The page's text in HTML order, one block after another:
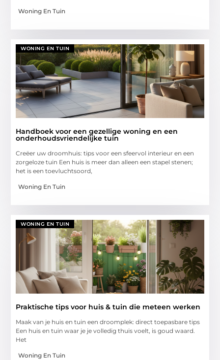
Woning En Tuin
WONING EN TUIN
Handboek voor een gezellige woning en een
onderhoudsvriendelijke tuin
Creëer uw droomhuis: tips voor een sfeervol interieur en een
zorgeloze tuin Een huis is meer dan alleen een stapel stenen;
het is een toevluchtsoord,
Woning En Tuin
WONING EN TUIN
Praktische tips voor huis & tuin die meteen werken
Maak van je huis en tuin een droomplek: direct toepasbare tips
Een huis en tuin waar je je volledig thuis voelt, is goud waard.
Het
Woning En Tuin